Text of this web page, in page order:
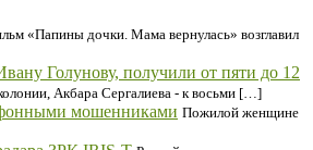
«Папины дочки. Мама вернулась» возглавил
Голунову, получили от пяти до 12
Акбара Сергалиева - к восьми […]
мошенниками Пожилой женщине